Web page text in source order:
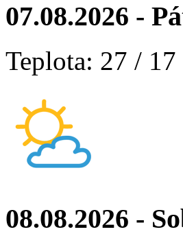
07.08.2026 -
Teplota: 27 / 17
08.08.2026 -